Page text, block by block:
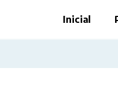
Inicial